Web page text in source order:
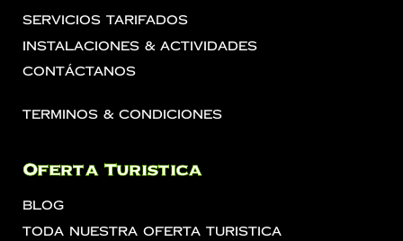
Servicios Tarifados
Instalaciones & Actividades
Contáctanos
Terminos & Condiciones
Oferta Turistica
Blog
Toda Nuestra Oferta Turistica